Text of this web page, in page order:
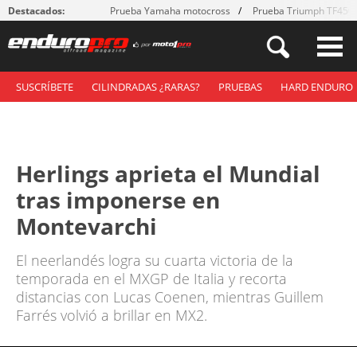
Destacados: Prueba Yamaha motocross Prueba Triumph
SUSCRÍBETE CILINDRADAS ¿RARAS? PRUEBAS HARD ENDURO
Herlings aprieta el Mundial
tras imponerse en
Montevarchi
El neerlandés logra su cuarta victoria de la
temporada en el MXGP de Italia y recorta
distancias con Lucas Coenen, mientras Guillem
Farrés volvió a brillar en MX2.